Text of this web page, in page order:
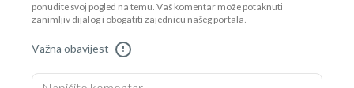
ponudite svoj pogled na temu. Vaš komentar može potaknuti
zanimljiv dijalog i obogatiti zajednicu našeg portala.
Važna obavijest !